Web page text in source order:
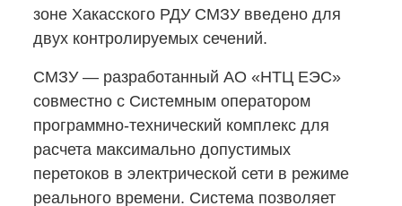
зоне Хакасского РДУ СМЗУ введено для
двух контролируемых сечений.
СМЗУ — разработанный АО «НТЦ ЕЭС»
совместно с Системным оператором
программно-технический комплекс для
расчета максимально допустимых
перетоков в электрической сети в режиме
реального времени. Система позволяет